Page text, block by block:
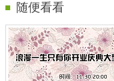
随便看看